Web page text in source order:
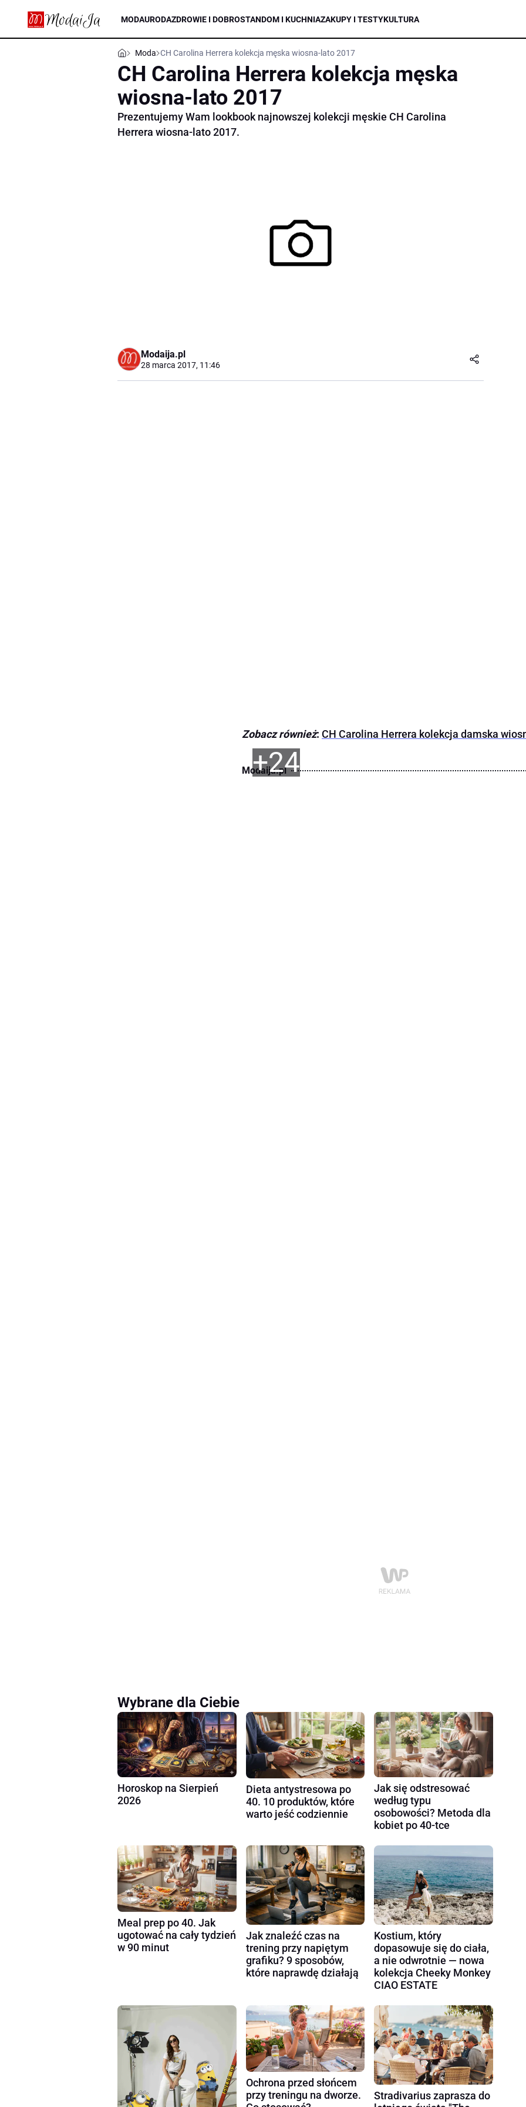
MODAURODAZDROWIE I DOBROSTANDOM I KUCHNIAZAKUPY I TESTYKULTURA
Moda CH Carolina Herrera kolekcja męska wiosna-lato 2017
CH Carolina Herrera kolekcja męska
wiosna-lato 2017
Prezentujemy Wam lookbook najnowszej kolekcji męskie CH Carolina
Herrera wiosna-lato 2017.
Modaija.pl
28 marca 2017, 11:46
Zobacz również: CH Carolina Herrera kolekcja damska
+24
Modaija.pl
Wybrane dla Ciebie
Horoskop na Sierpień
2026
Dieta antystresowa po
40. 10 produktów, które
warto jeść codziennie
Jak się odstresować
według typu
osobowości? Metoda dla
kobiet po 40-tce
Meal prep po 40. Jak
ugotować na cały tydzień
w 90 minut
Jak znaleźć czas na
trening przy napiętym
grafiku? 9 sposobów,
które naprawdę działają
Kostium, który
dopasowuje się do ciała,
a nie odwrotnie — nowa
kolekcja Cheeky Monkey
CIAO ESTATE
Ochrona przed słońcem
przy treningu na dworze.
Stradivarius zaprasza do